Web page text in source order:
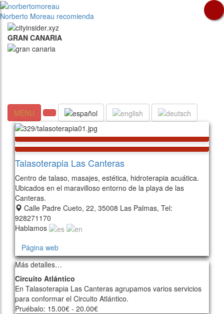
Norberto Moreau recomienda
GRAN CANARIA
MENU
Talasoterapia Las Canteras
Centro de talaso, masajes, estética, hidroterapia acuática.
Ubicados en el maravilloso entorno de la playa de las
Canteras.
Calle Padre Cueto, 22, 35008 Las Palmas, Tel:
928271170
Hablamos
Página web
Más detalles…
Circuito Atlántico
En Talasoterapia Las Canteras agrupamos varios servicios
para conformar el Circuito Atlántico.
Pruébalo: 15.00€ - 20.00€